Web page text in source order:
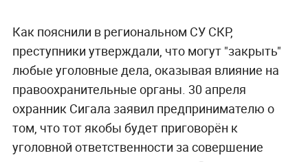
Как пояснили в региональном СУ СКР,
преступники утверждали, что могут "закрыть"
любые уголовные дела, оказывая влияние на
правоохранительные органы. 30 апреля
охранник Сигала заявил предпринимателю о
том, что тот якобы будет приговорён к
уголовной ответственности за совершение